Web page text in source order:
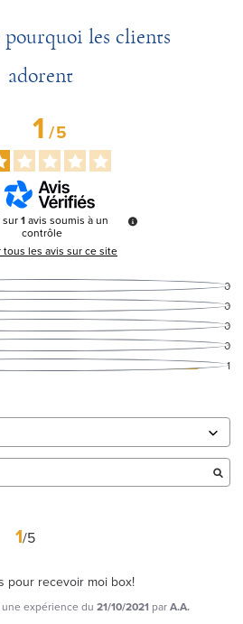
pourquoi les clients
adorent
1/5
sur1avis soumis à un
contrôle
tous les avis sur ce site
0
0
0
0
1
1/5
pour recevoir moi box!
expérience du 21/10/2021 parA.A.